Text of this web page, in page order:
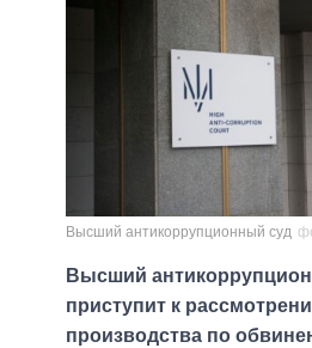
Высший антикоррупционный суд
Высший
приступит к
производства по